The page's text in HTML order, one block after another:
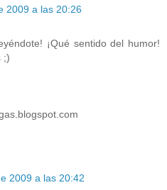
2009 a las 20:26
¡Qué sentido del humor!
;)
2009 a las 20:42